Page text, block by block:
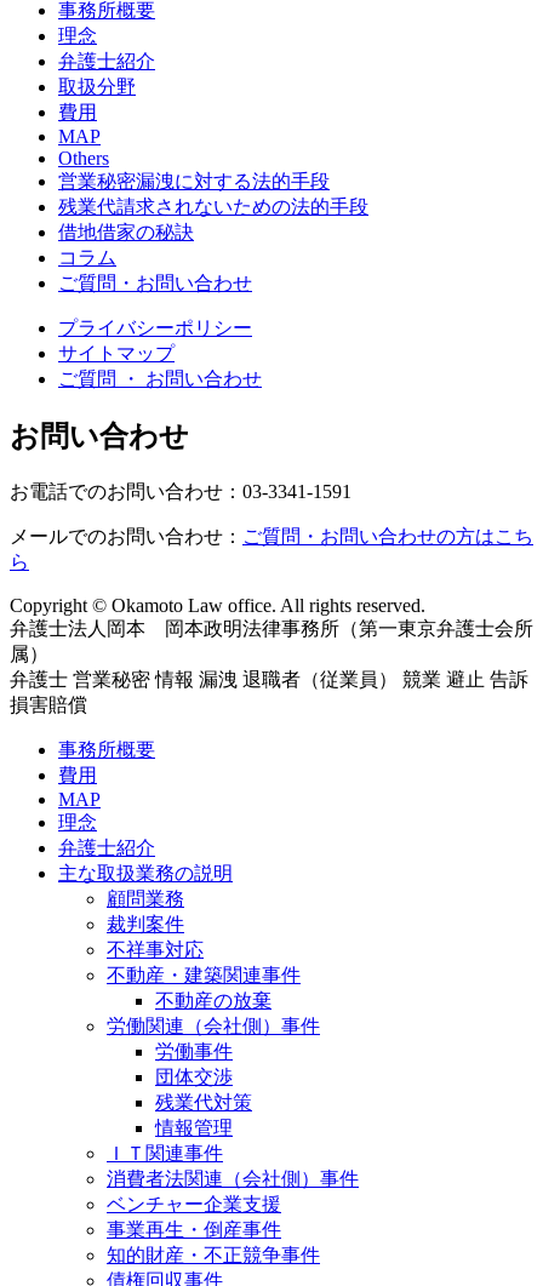
事務所概要
理念
弁護士紹介
取扱分野
費用
MAP
Others
営業秘密漏洩に対する法的手段
残業代請求されないための法的手段
借地借家の秘訣
コラム
ご質問・お問い合わせ
プライバシーポリシー
サイトマップ
ご質問 ・ お問い合わせ
お問い合わせ
お電話でのお問い合わせ：03-3341-1591
メールでのお問い合わせ： ご質問・お問い合わせの方はこち
ら
Copyright © Okamoto Law office. All rights reserved.
弁護士法人岡本 岡本政明法律事務所（第一東京弁護士会所
属）
弁護士 営業秘密 情報 漏洩 退職者（従業員） 競業 避止 告訴
損害賠償
事務所概要
費用
MAP
理念
弁護士紹介
主な取扱業務の説明
顧問業務
裁判案件
不祥事対応
不動産・建築関連事件
不動産の放棄
労働関連（会社側）事件
労働事件
団体交渉
残業代対策
情報管理
ＩＴ関連事件
消費者法関連（会社側）事件
ベンチャー企業支援
事業再生・倒産事件
知的財産・不正競争事件
債権回収事件